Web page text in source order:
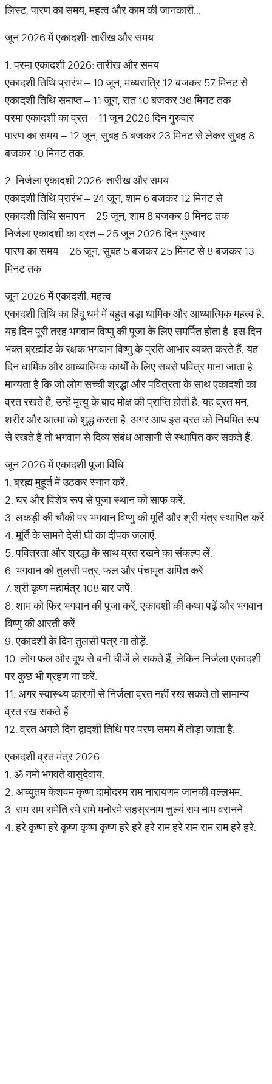
लिस्ट, पारण का समय, महत्व और काम की जानकारी…
जून 2026 में एकादशी: तारीख और समय
1. परमा एकादशी 2026: तारीख और समय
एकादशी तिथि प्रारंभ – 10 जून, मध्यरात्रि 12 बजकर 57 मिनट से
एकादशी तिथि समाप्त – 11 जून, रात 10 बजकर 36 मिनट तक
परमा एकादशी का व्रत – 11 जून 2026 दिन गुरुवार
पारण का समय – 12 जून, सुबह 5 बजकर 23 मिनट से लेकर सुबह 8
बजकर 10 मिनट तक.
2. निर्जला एकादशी 2026: तारीख और समय
एकादशी तिथि प्रारंभ – 24 जून, शाम 6 बजकर 12 मिनट से
एकादशी तिथि समापन – 25 जून, शाम 8 बजकर 9 मिनट तक
निर्जला एकादशी का व्रत – 25 जून 2026 दिन गुरुवार
पारण का समय – 26 जून, सुबह 5 बजकर 25 मिनट से 8 बजकर 13
मिनट तक
जून 2026 में एकादशी: महत्व
एकादशी तिथि का हिंदू धर्म में बहुत बड़ा धार्मिक और आध्यात्मिक महत्व है.
यह दिन पूरी तरह भगवान विष्णु की पूजा के लिए समर्पित होता है. इस दिन
भक्त ब्रह्मांड के रक्षक भगवान विष्णु के प्रति आभार व्यक्त करते हैं. यह
दिन धार्मिक और आध्यात्मिक कार्यों के लिए सबसे पवित्र माना जाता है.
मान्यता है कि जो लोग सच्ची श्रद्धा और पवित्रता के साथ एकादशी का
व्रत रखते हैं, उन्हें मृत्यु के बाद मोक्ष की प्राप्ति होती है. यह व्रत मन,
शरीर और आत्मा को शुद्ध करता है. अगर आप इस व्रत को नियमित रूप
से रखते हैं तो भगवान से दिव्य संबंध आसानी से स्थापित कर सकते हैं.
जून 2026 में एकादशी पूजा विधि
1. ब्रह्म मुहूर्त में उठकर स्नान करें.
2. घर और विशेष रूप से पूजा स्थान को साफ करें.
3. लकड़ी की चौकी पर भगवान विष्णु की मूर्ति और श्री यंत्र स्थापित करें.
4. मूर्ति के सामने देसी घी का दीपक जलाएं.
5. पवित्रता और श्रद्धा के साथ व्रत रखने का संकल्प लें.
6. भगवान को तुलसी पत्र, फल और पंचामृत अर्पित करें.
7. श्री कृष्ण महामंत्र 108 बार जपें.
8. शाम को फिर भगवान की पूजा करें, एकादशी की कथा पढ़ें और भगवान
विष्णु की आरती करें.
9. एकादशी के दिन तुलसी पत्र ना तोड़ें.
10. लोग फल और दूध से बनी चीजें ले सकते हैं, लेकिन निर्जला एकादशी
पर कुछ भी ग्रहण ना करें.
11. अगर स्वास्थ्य कारणों से निर्जला व्रत नहीं रख सकते तो सामान्य
व्रत रख सकते हैं.
12. व्रत अगले दिन द्वादशी तिथि पर परण समय में तोड़ा जाता है.
एकादशी व्रत मंत्र 2026
1. ॐ नमो भगवते वासुदेवाय.
2. अच्युतम केशवम कृष्ण दामोदरम राम नारायणम जानकी वल्लभम.
3. राम राम रामेति रमे रामे मनोरमे सहस्रनाम त्तुल्यं राम नाम वरानने.
4. हरे कृष्ण हरे कृष्ण कृष्ण कृष्ण हरे हरे हरे राम हरे राम राम राम हरे हरे.